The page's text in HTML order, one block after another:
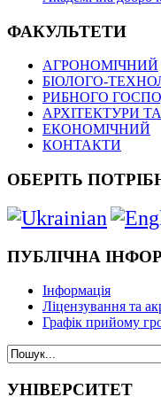
ФАКУЛЬТЕТИ
АГРОНОМІЧНИЙ
БІОЛОГО-
РИБНОГО
АРХІТЕКТУРИ
ЕКОНОМІЧНИЙ
КОНТАКТИ
ОБЕРІТЬ
ПУБЛІЧНА
Інформація
Ліцензування та
Графік прийому
УНІВЕРСИТЕТ